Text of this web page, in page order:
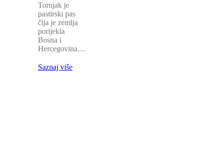
Tornjak je
pastirski pas
čija je zemlja
porijekla
Bosna i
Hercegovina…
Saznaj više